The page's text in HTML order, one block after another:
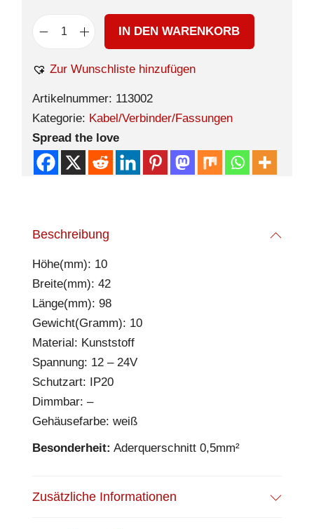
IN DEN WARENKORB
Zur Wunschliste hinzufügen
Artikelnummer: 113002
Kategorie: Kabel/Verbinder/Fassungen
Spread the love
Beschreibung
Höhe(mm): 10
Breite(mm): 42
Länge(mm): 98
Gewicht(Gramm): 10
Material: Kunststoff
Spannung: 12 – 24V
Schutzart: IP20
Dimmbar: –
Gehäusefarbe: weiß
Besonderheit: Aderquerschnitt 0,5mm²
Zusätzliche Informationen